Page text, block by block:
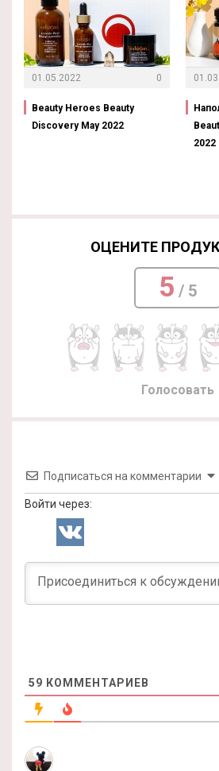
01.05.2022 0
Beauty Heroes Beauty
Discovery May 2022
2022
ОЦЕНИТЕ
5 / 5
Голосовать
Подписаться на комментарии
Войти через:
59 КОММЕНТАРИЕВ